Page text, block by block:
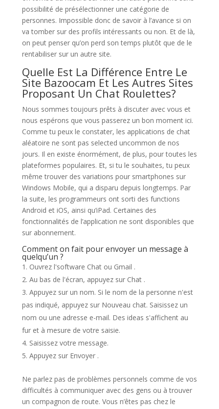
possibilité de présélectionner une catégorie de
personnes. Impossible donc de savoir à l’avance si on
va tomber sur des profils intéressants ou non. Et de là,
on peut penser qu’on perd son temps plutôt que de le
rentabiliser sur un autre site.
Quelle Est La Différence Entre Le
Site Bazoocam Et Les Autres Sites
Proposant Un Chat Roulettes?
Nous sommes toujours prêts à discuter avec vous et
nous espérons que vous passerez un bon moment ici.
Comme tu peux le constater, les applications de chat
aléatoire ne sont pas selected uncommon de nos
jours. Il en existe énormément, de plus, pour toutes les
plateformes populaires. Et, si tu le souhaites, tu peux
même trouver des variations pour smartphones sur
Windows Mobile, qui a disparu depuis longtemps. Par
la suite, les programmeurs ont sorti des functions
Android et iOS, ainsi qu’iPad. Certaines des
fonctionnalités de l’application ne sont disponibles que
sur abonnement.
Comment on fait pour envoyer un message à
quelqu’un ?
Ouvrez l'software Chat ou Gmail .
Au bas de l'écran, appuyez sur Chat .
Appuyez sur un nom. Si le nom de la personne n'est
pas indiqué, appuyez sur Nouveau chat. Saisissez un
nom ou une adresse e-mail. Des ideas s'affichent au
fur et à mesure de votre saisie.
Saisissez votre message.
Appuyez sur Envoyer .
Ne parlez pas de problèmes personnels comme de vos
difficultés à communiquer avec des gens ou à trouver
un compagnon de route. Vous n’êtes pas chez le